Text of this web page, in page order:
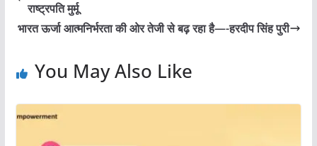
राष्ट्रपति मुर्मू
भारत ऊर्जा आत्मनिर्भरता की ओर तेजी से बढ़ रहा है—-हरदीप सिंह पुरी
You May Also Like